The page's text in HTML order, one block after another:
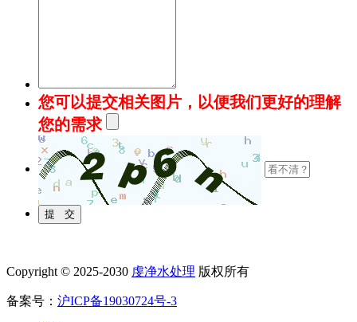
您可以提交相关图片，以便我们更好的理解
您的需求
Copyright © 2025-2030 虔净水处理 版权所有
备案号： 沪ICP备19030724号-3